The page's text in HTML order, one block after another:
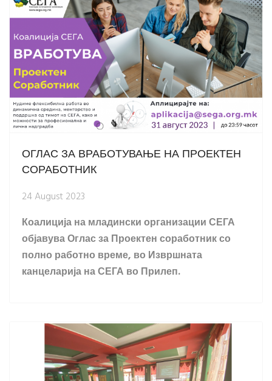
ОГЛАС ЗА ВРАБОТУВАЊЕ НА ПРОЕКТЕН
СОРАБОТНИК
24 August 2023
Коалиција на младински организации СЕГА
објавува Оглас за Проектен соработник со
полно работно време, во Извршната
канцеларија на СЕГА во Прилеп.